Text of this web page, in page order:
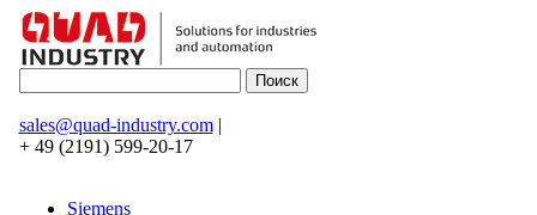
sales@quad-industry.com|
+ 49 (2191) 599-20-17
Siemens